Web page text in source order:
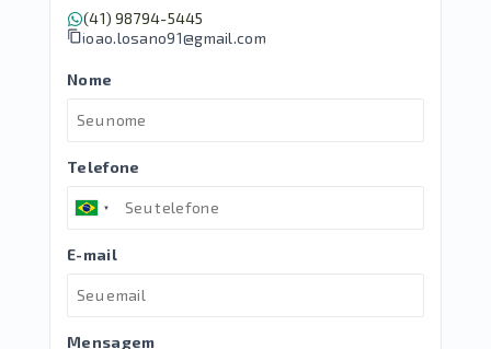
(41) 98794-5445
joao.losano91@gmail.com
Nome
Telefone
E-mail
Mensagem